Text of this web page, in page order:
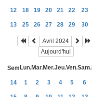
12 18 19 20 21 22 23
13 25 26 27 28 29 30
Avril 2024
Aujourd'hui
Sem Lun.Mar.Mer.Jeu.Ven.Sam.
14 1 2 3 4 5 6